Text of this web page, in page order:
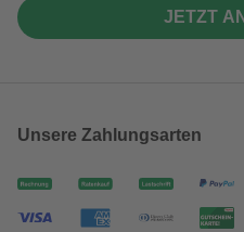
JETZT
Unsere Zahlungsarten